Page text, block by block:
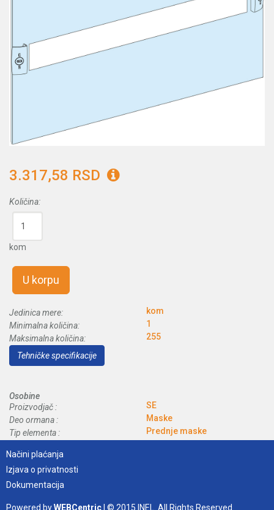
3.317,58 RSD
Količina:
kom
U korpu
Jedinica mere:
kom
Minimalna količina:
1
Maksimalna količina:
255
Tehničke specifikacije
Osobine
Proizvodjač :
SE
Deo ormana :
Maske
Tip elementa :
Prednje maske
Načini plaćanja
Izjava o privatnosti
Dokumentacija
Powered byWEBCentric| © 2015 INEL. All Rights Reserved.